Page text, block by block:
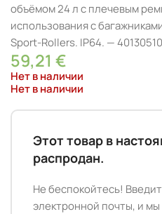
объёмом 24 л с плечевым
использования с
Sport-Rollers. IP64. —
59,21 €
Нет в наличии
Нет в наличии
Этот товар в
распродан.
Не беспокойтесь!
электронной почты, и